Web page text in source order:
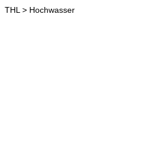
THL > Hochwasser